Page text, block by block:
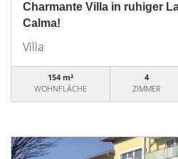
Charmante Villa in ruhiger
Calma!
Villa
154 m²
WOHNFLÄCHE
4
ZIMMER